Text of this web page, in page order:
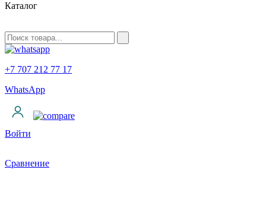
Каталог
+7 707 212 77 17
WhatsApp
Войти
Сравнение